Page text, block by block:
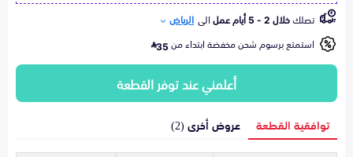
تصلكخلال 2 - 5 أيام عمل الى الرياض
استمتع برسوم شحن مخفضة ابتداء من35
أعلمني عند توفر القطعة
توافقية القطعة عروض أخرى (2)